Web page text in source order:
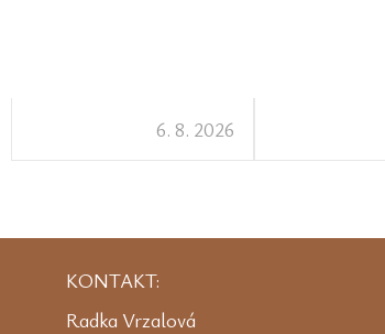
6. 8. 2026
KONTAKT:
Radka Vrzalová